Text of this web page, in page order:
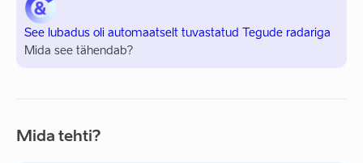
See lubadus oli automaatselt tuvastatud Tegude radariga
Mida see tähendab?
Mida tehti?